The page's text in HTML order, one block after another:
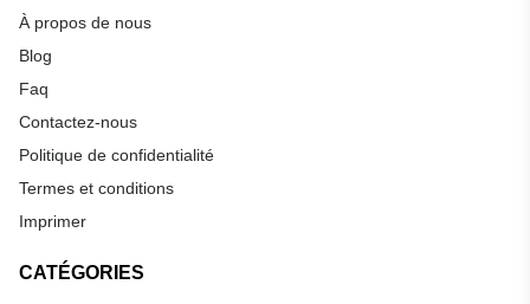
À propos de nous
Blog
Faq
Contactez-nous
Politique de confidentialité
Termes et conditions
Imprimer
CATÉGORIES